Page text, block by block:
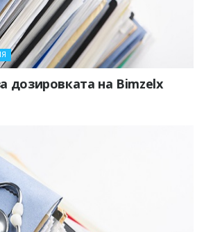
дозировката на Bimzelx